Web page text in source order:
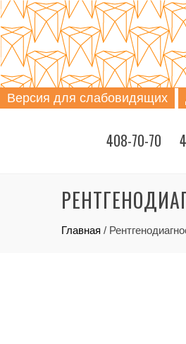
Версия для слабовидящих
408-70-70
Главная /